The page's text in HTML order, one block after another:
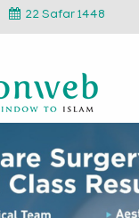
22 Safar 1448